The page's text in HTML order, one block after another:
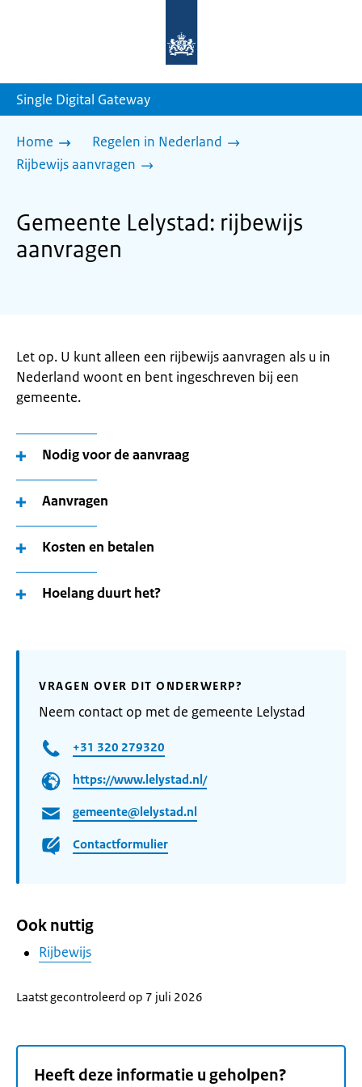
homepage
Single Digital Gateway
Home
Regelen in Nederland
Rijbewijs aanvragen
Gemeente Lelystad: rijbewijs
aanvragen
Let op. U kunt alleen een rijbewijs aanvragen als u in
Nederland woont en bent ingeschreven bij een
gemeente.
Nodig voor de aanvraag
Aanvragen
Kosten en betalen
Hoelang duurt het?
VRAGEN OVER DIT ONDERWERP?
Neem contact op met de gemeente Lelystad
+31 320 279320
https://www.lelystad.nl/
gemeente@lelystad.nl
Contactformulier
Ook nuttig
Rijbewijs
Laatst gecontroleerd op 7 juli 2026
Heeft deze informatie u geholpen?